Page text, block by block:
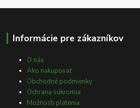
Informácie pre zákazníkov
O nás
Ako nakupovať
Obchodné podmienky
Ochrana súkromia
Možnosti platenia